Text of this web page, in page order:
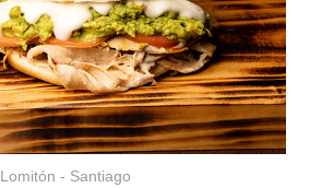
Lomitón - Santiago